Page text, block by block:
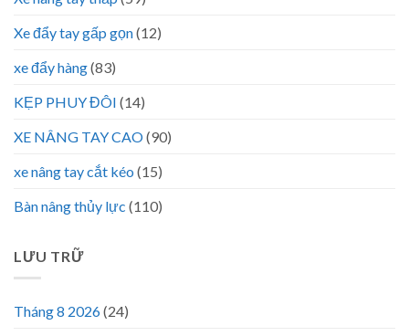
Xe đẩy tay gấp gọn(12)
xe đẩy hàng(83)
KẸP PHUY ĐÔI (14)
XE NÂNG TAY CAO(90)
xe nâng tay cắt kéo (15)
Bàn nâng thủy lực (110)
LƯU TRỮ
Tháng 8 2026(24)